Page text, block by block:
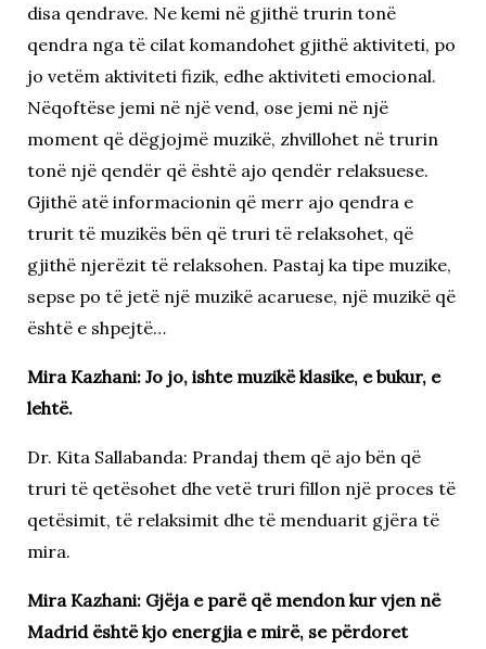
disa qendrave. Ne kemi në gjithë trurin tonë
qendra nga të cilat komandohet gjithë aktiviteti, po
jo vetëm aktiviteti fizik, edhe aktiviteti emocional.
Nëqoftëse jemi në një vend, ose jemi në një
moment që dëgjojmë muzikë, zhvillohet në trurin
tonë një qendër që është ajo qendër relaksuese.
Gjithë atë informacionin që merr ajo qendra e
trurit të muzikës bën që truri të relaksohet, që
gjithë njerëzit të relaksohen. Pastaj ka tipe muzike,
sepse po të jetë një muzikë acaruese, një muzikë që
është e shpejtë…
Mira Kazhani: Jo jo, ishte muzikë klasike, e bukur, e
lehtë.
Dr. Kita Sallabanda: Prandaj them që ajo bën që
truri të qetësohet dhe vetë truri fillon një proces të
qetësimit, të relaksimit dhe të menduarit gjëra të
mira.
Mira Kazhani: Gjëja e parë që mendon kur vjen në
Madrid është kjo energjia e mirë, se përdoret